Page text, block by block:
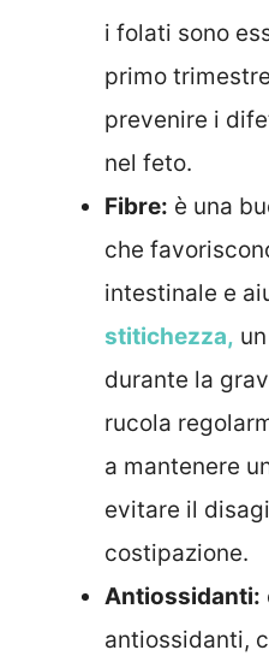
i folati sono
primo
prevenire i
nel feto.
Fibre: è una
che
intestinale e
stitichezza,
durante la
rucola
a mantenere
evitare il
costipazione.
Antiossidanti:
antiossidanti,